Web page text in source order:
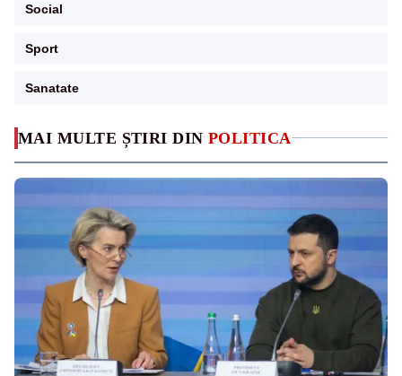
MAI MULTE ȘTIRI DIN POLITICA
Social
Sport
Sanatate